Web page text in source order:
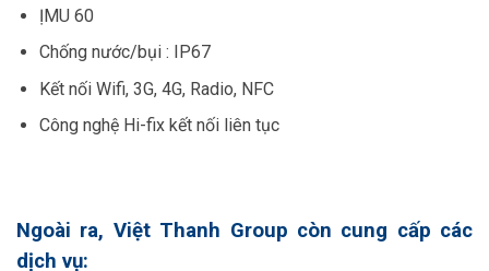
ỊMU 60
Chống nước/bụi : IP67
Kết nối Wifi, 3G, 4G, Radio, NFC
Công nghệ Hi-fix kết nối liên tục
Ngoài ra, Việt Thanh Group còn cung cấp các
dịch vụ: